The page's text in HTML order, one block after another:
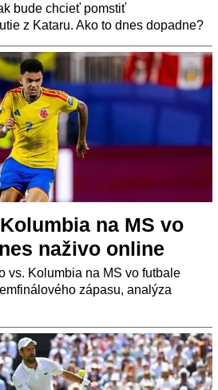
bude chcieť pomstiť
z Kataru. Ako to dnes dopadne?
na MS vo
naživo online
vs. Kolumbia na MS vo futbale
zápasu, analýza